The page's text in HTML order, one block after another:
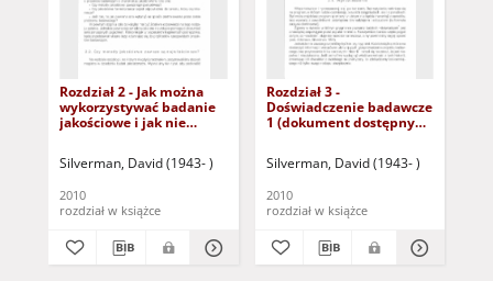
Rozdział 2 - Jak można
wykorzystywać badanie
jakościowe i jak nie
tylko dla osób z
Silverman, David (1943- )
2010
rozdział w książce
Rozdział 3 -
Doświadczenie badawcze
1 (dokument dostępny
wzroku)
Silverman, David (1943- )
2010
rozdział w książce